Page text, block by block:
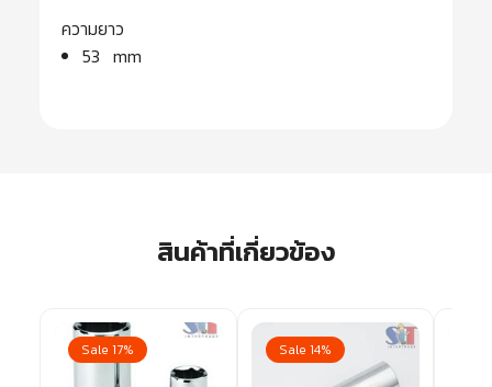
ความยาว
53 mm
สินค้าที่เกี่ยวข้อง
Sale 17% Sale 14%